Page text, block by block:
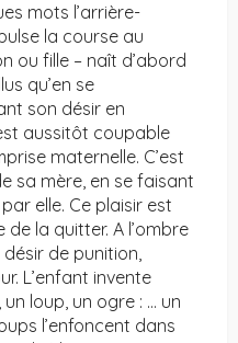
mots l’arrière-
la course au
ou fille – naît d’abord
qu’en se
son désir en
aussitôt coupable
maternelle. C’est
sa mère, en se faisant
elle. Ce plaisir est
la quitter. A l’ombre
de punition,
L’enfant invente
loup, un ogre : … un
l’enfoncent dans